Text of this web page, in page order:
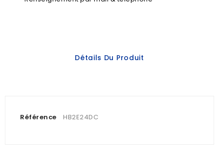
Détails Du Produit
Référence HB2E24DC